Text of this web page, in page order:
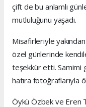
çift de bu anlamlı
mutluluğunu yaşadı.
Misafirleriyle
özel günlerinde
teşekkür etti. Samimi
hatıra fotoğraflarıyla
Öykü Özbek ve Eren